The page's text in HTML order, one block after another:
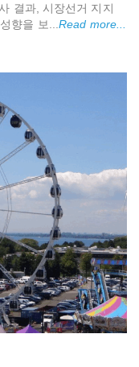
결과, 시장선거 지지
향을 보... Read more...